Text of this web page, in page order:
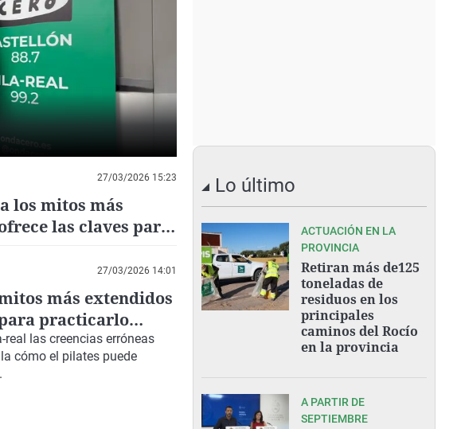
27/03/2026 15:23
los mitos más
las claves para
27/03/2026 14:01
más extendidos
practicarlo
las creencias erróneas
cómo el pilates puede
Lo último
ACTUACIÓN EN LA
PROVINCIA
Retiran más de125
toneladas de
residuos en los
principales
caminos del Rocío
en la provincia
A PARTIR DE
SEPTIEMBRE